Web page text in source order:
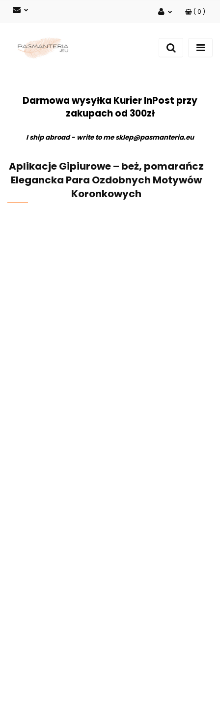
Zarejestruj się
( 0 )
Darmowa wysyłka Kurier InPost przy
zakupach od 300zł
I ship abroad - write to mesklep@pasmanteria.eu
Aplikacje Gipiurowe – beż, pomarańcz
Elegancka Para Ozdobnych Motywów
Koronkowych